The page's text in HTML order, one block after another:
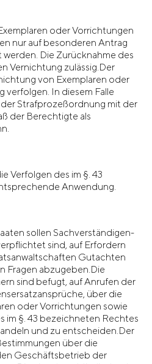
oder Vorrichtungen
nur auf besonderen Antrag
Die Zurücknahme des
Vernichtung zulässig.Der
von Exemplaren oder
verfolgen. In diesem Falle
Strafprozeßordnung mit der
der Berechtigte als
Verfolgen des im §. 43
Anwendung.
sollen Sachverständigen-
sind, auf Erfordern
Gutachten
Fragen abzugeben.Die
sind befugt, auf Anrufen der
über die
oder Vorrichtungen sowie
im §. 43 bezeichneten Rechtes
und zu entscheiden.Der
über die
Geschäftsbetrieb der